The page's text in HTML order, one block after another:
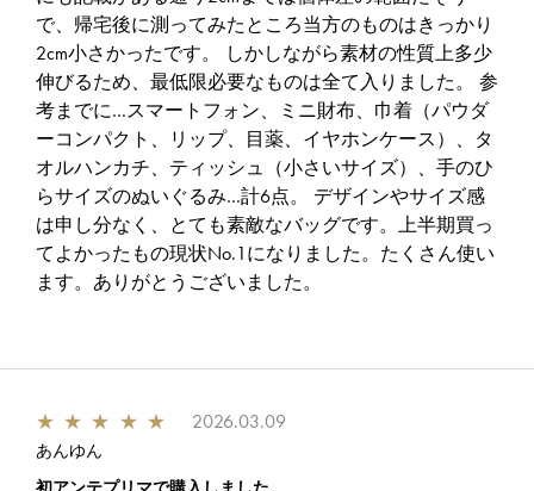
で、帰宅後に測ってみたところ当方のものはきっかり
2cm小さかったです。 しかしながら素材の性質上多少
伸びるため、最低限必要なものは全て入りました。 参
考までに…スマートフォン、ミニ財布、巾着（パウダ
ーコンパクト、リップ、目薬、イヤホンケース）、タ
オルハンカチ、ティッシュ（小さいサイズ）、手のひ
らサイズのぬいぐるみ…計6点。 デザインやサイズ感
は申し分なく、とても素敵なバッグです。上半期買っ
てよかったもの現状No.1になりました。たくさん使い
ます。ありがとうございました。
★ ★ ★ ★ ★ 2026.03.09
あんゆん